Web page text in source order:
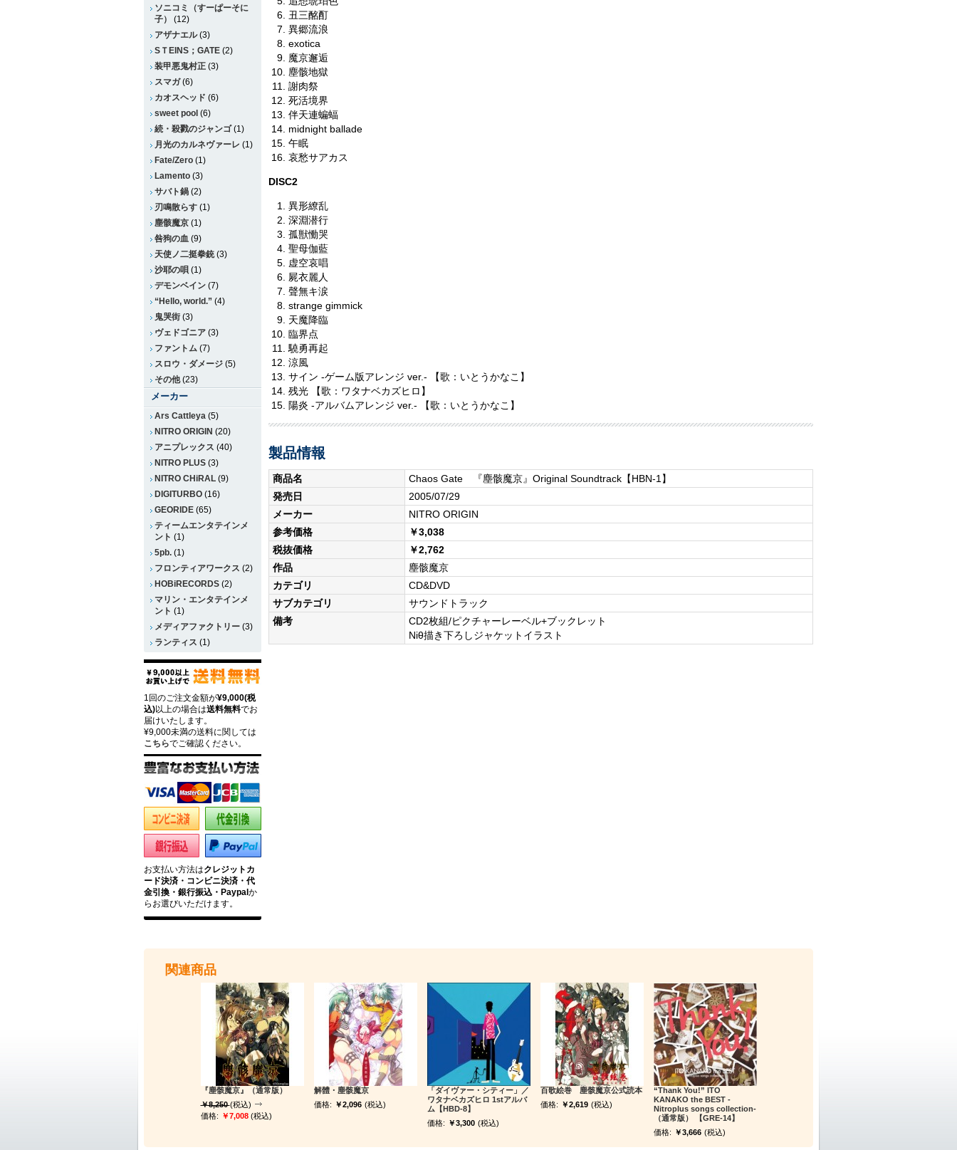
丑三酩酊
異郷流浪
exotica
魔京邂逅
塵骸地獄
謝肉祭
死活境界
伴天連蝙蝠
midnight ballade
午眠
哀愁サアカス
DISC2
異形繚乱
深淵潜行
孤獣慟哭
聖母伽藍
虚空哀唱
屍衣麗人
聲無キ涙
strange gimmick
天魔降臨
臨界点
驍勇再起
涼風
サイン -ゲーム版アレンジ ver.- 【歌：いとうかなこ】
残光 【歌：ワタナベカズヒロ】
陽炎 -アルバムアレンジ ver.- 【歌：いとうかなこ】
製品情報
商品名
Chaos Gate 『塵骸魔京』Original Soundtrack【HBN-1】
発売日
2005/07/29
メーカー
NITRO ORIGIN
参考価格
￥3,038
税抜価格
￥2,762
作品
塵骸魔京
カテゴリ
CD&DVD
サブカテゴリ
サウンドトラック
備考
CD2枚組/ピクチャーレーベル+ブックレット
Niθ描き下ろしジャケットイラスト
ソニコミ（すーぱーそに
子）
(12)
アザナエル(3)
SＴEINS；GATE (2)
装甲悪鬼村正 (3)
スマガ(6)
カオスヘッド (6)
sweet pool (6)
続・殺戮のジャンゴ(1)
月光のカルネヴァーレ (1)
Fate/Zero (1)
Lamento (3)
サバト鍋 (2)
刃鳴散らす (1)
塵骸魔京 (1)
咎狗の血 (9)
天使ノ二挺拳銃(3)
沙耶の唄 (1)
デモンベイン (7)
“Hello, world.” (4)
鬼哭街 (3)
ヴェドゴニア (3)
ファントム (7)
スロウ・ダメージ (5)
その他(23)
メーカー
Ars Cattleya (5)
NITRO ORIGIN (20)
アニプレックス (40)
NITRO PLUS (3)
NITRO CHiRAL (9)
DIGITURBO (16)
GEORIDE (65)
ティームエンタテインメ
ント (1)
5pb. (1)
フロンティアワークス (2)
HOBiRECORDS (2)
マリン・エンタテインメ
ント (1)
メディアファクトリー (3)
ランティス (1)
1回のご注文金額が¥9,000(税
込)以上の場合は送料無料でお
届けいたします。
¥9,000未満の送料に関しては
こちらでご確認ください。
お支払い方法はクレジットカ
ード決済・コンビニ決済・代
金引換・銀行振込・Paypalか
らお選びいただけます。
関連商品
『塵骸魔京』（通常版）
￥8,250(税込)
価格: ￥7,008 (税込)
解體・塵骸魔京
価格: ￥2,096 (税込)
「ダイヴァー・シティー」／
ワタナベカズヒロ 1stアルバ
ム【HBD-8】
価格: ￥3,300 (税込)
百歌絵巻 塵骸魔京公式読本
価格: ￥2,619 (税込)
“Thank You!” ITO
KANAKO the BEST -
Nitroplus songs collection-
（通常版） 【GRE-14】
価格: ￥3,666 (税込)